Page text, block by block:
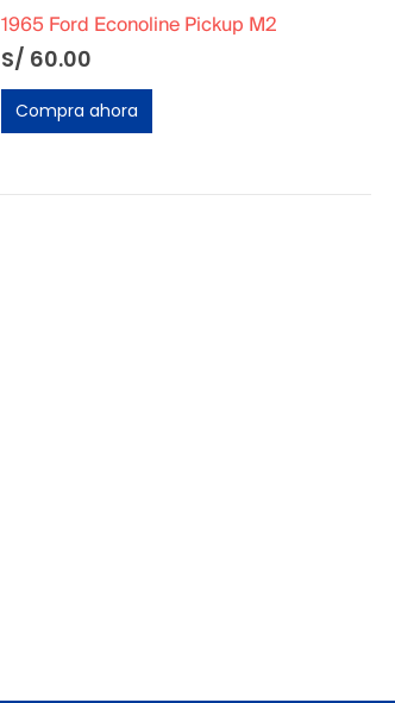
Robot Tumbling Original Funcionando
S/ 100.00
Compra ahora